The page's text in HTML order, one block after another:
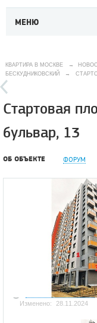
МЕНЮ
КВАРТИРА В МОСКВЕ →
БЕСКУДНИКОВСКИЙ
→
Стартовая
бульвар, 13
ОБ ОБЪЕКТЕ ФОРУМ
Добавить фотографию
Изменено:
28.11.2024